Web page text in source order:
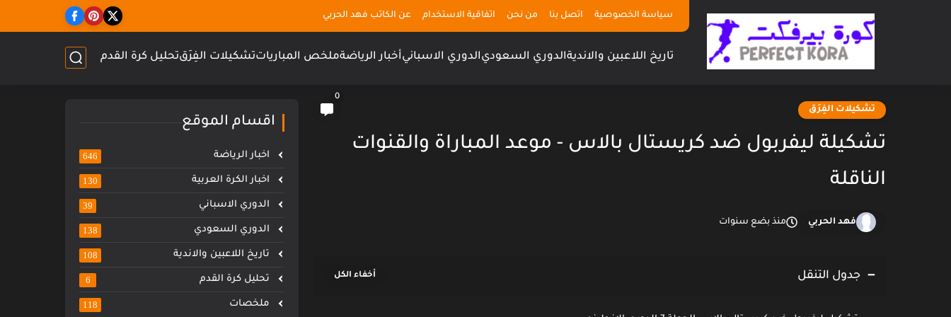
سياسة الخصوصية اتصل بنا من نحن اتفاقية الاستخدام عن الكاتب فهد الحربي
تاريخ اللاعبين والانديةالدوري السعوديالدوري الاسبانيأخبار الرياضةملخص المبارياتتشكيلات الفِرَقتحليل كرة القدم
تشكيلات الفِرَق
0
تشكيلة ليفربول ضد كريستال بالاس - موعد المباراة والقنوات
الناقلة
فهد الحربي منذ بضع سنوات
جدول التنقل
اقسام الموقع
اخبار الرياضة 646
اخبار الكرة العربية 130
الدوري الاسباني 39
الدوري السعودي 138
تاريخ اللاعبين والاندية 108
تحليل كرة القدم 6
ملخصات 118